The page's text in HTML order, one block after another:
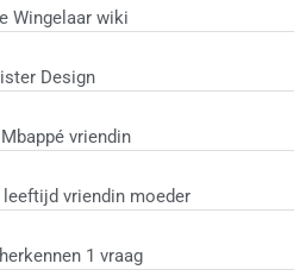
Wingelaar wiki
Design
vriendin
vriendin moeder
1 vraag